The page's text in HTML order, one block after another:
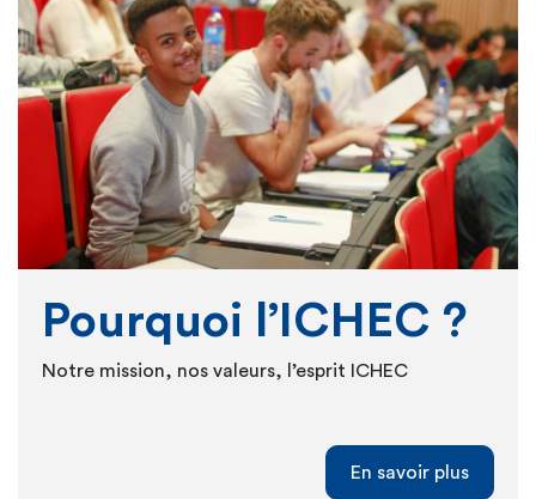
Pourquoi l’ICHEC ?
Notre mission, nos valeurs, l’esprit ICHEC
En savoir plus